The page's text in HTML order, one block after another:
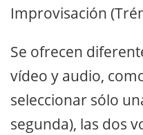
Improvisación
Se ofrecen
vídeo y audio,
seleccionar sólo
segunda), las dos